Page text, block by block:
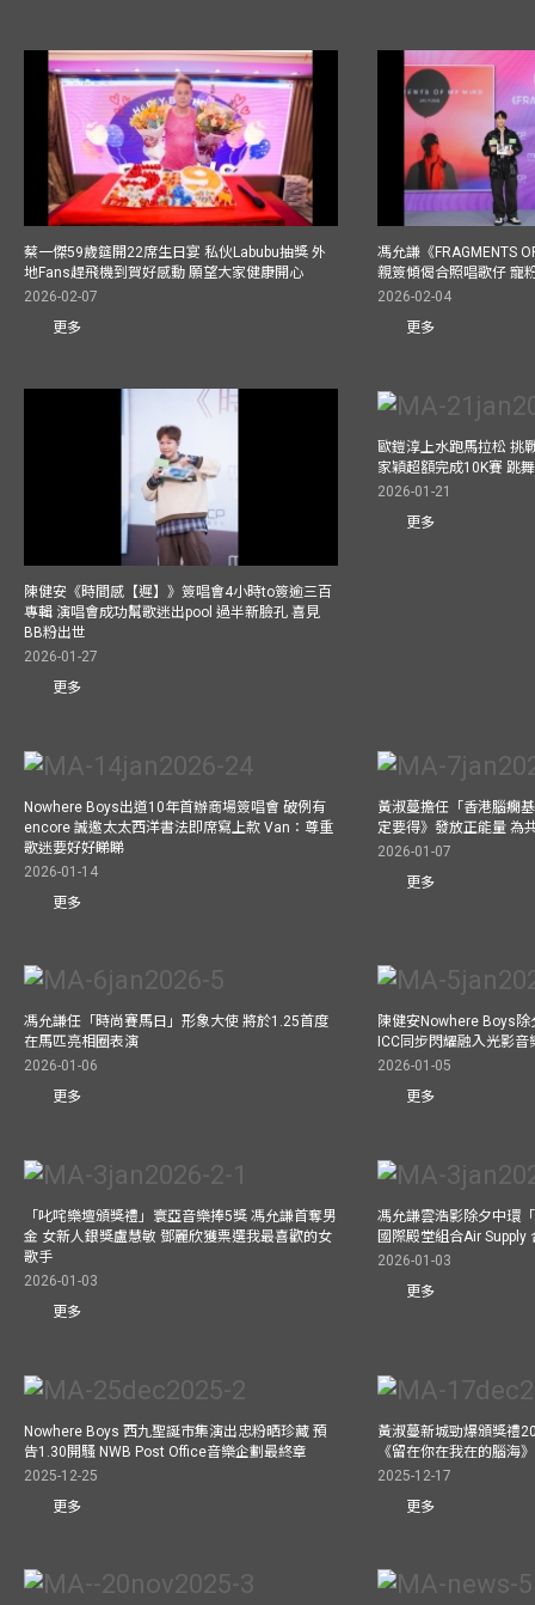
蔡一傑59歲筵開22席生日宴 私伙Labubu抽獎 外
地Fans趕飛機到賀好感動 願望大家健康開心
2026-02-07
更多
馮允謙《FRAGMENTS
親簽傾偈合照唱歌仔 寵
2026-02-04
更多
陳健安《時間感【遲】》簽唱會4小時to簽逾三百
專輯 演唱會成功幫歌迷出pool 過半新臉孔 喜見
BB粉出世
2026-01-27
更多
歐鎧淳上水跑馬拉松 挑
家穎超額完成10K賽 跳
2026-01-21
更多
Nowhere Boys出道10年首辦商場簽唱會 破例有
encore 誠邀太太西洋書法即席寫上款 Van：尊重
歌迷要好好睇睇
2026-01-14
更多
黃淑蔓擔任「香港腦癇
定要得》發放正能量 為
2026-01-07
更多
馮允謙任「時尚賽馬日」形象大使 將於1.25首度
在馬匹亮相圈表演
2026-01-06
更多
陳健安Nowhere Boys
ICC同步閃耀融入光影音
2026-01-05
更多
「叱咤樂壇頒獎禮」寰亞音樂捧5獎 馮允謙首奪男
金 女新人銀獎盧慧敏 鄧麗欣獲票選我最喜歡的女
歌手
2026-01-03
更多
馮允謙雲浩影除夕中環
國際殿堂組合Air Supply
2026-01-03
更多
Nowhere Boys 西九聖誕市集演出忠粉晒珍藏 預
告1.30開騷 NWB Post Office音樂企劃最終章
2025-12-25
更多
黃淑蔓新城勁爆頒獎禮
《留在你在我在的腦海
2025-12-17
更多